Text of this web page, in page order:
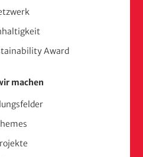
Award
machen